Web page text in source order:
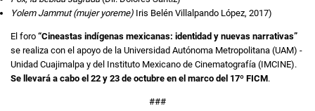
Yolem Jammut (mujer yoreme) Iris Belén Villalpando López, 2017)
El foro “Cineastas indígenas mexicanas: identidad y nuevas narrativas”
se realiza con el apoyo de la Universidad Autónoma Metropolitana (UAM) -
Unidad Cuajimalpa y del Instituto Mexicano de Cinematografía (IMCINE).
Se llevará a cabo el 22 y 23 de octubre en el marco del 17º FICM.
###